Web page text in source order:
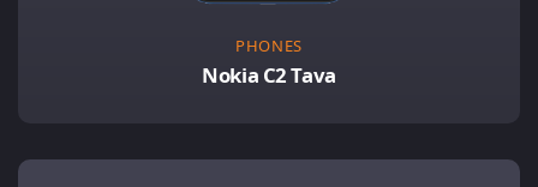
PHONES
Nokia C2 Tava